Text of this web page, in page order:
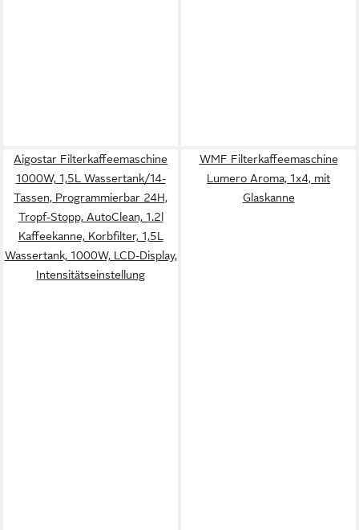
Aigostar Filterkaffeemaschine
1000W, 1,5L Wassertank/14-
Tassen, Programmierbar 24H,
Tropf-Stopp, AutoClean, 1.2l
Kaffeekanne, Korbfilter, 1,5L
Wassertank, 1000W, LCD-Display,
Intensitätseinstellung
WMF Filterkaffeemaschine
Lumero Aroma, 1x4, mit
Glaskanne